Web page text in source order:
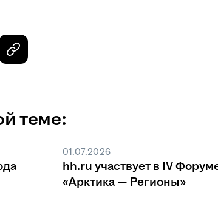
теме:
01.07.2026
hh.ru участвует в IV
«Арктика — Регионы»